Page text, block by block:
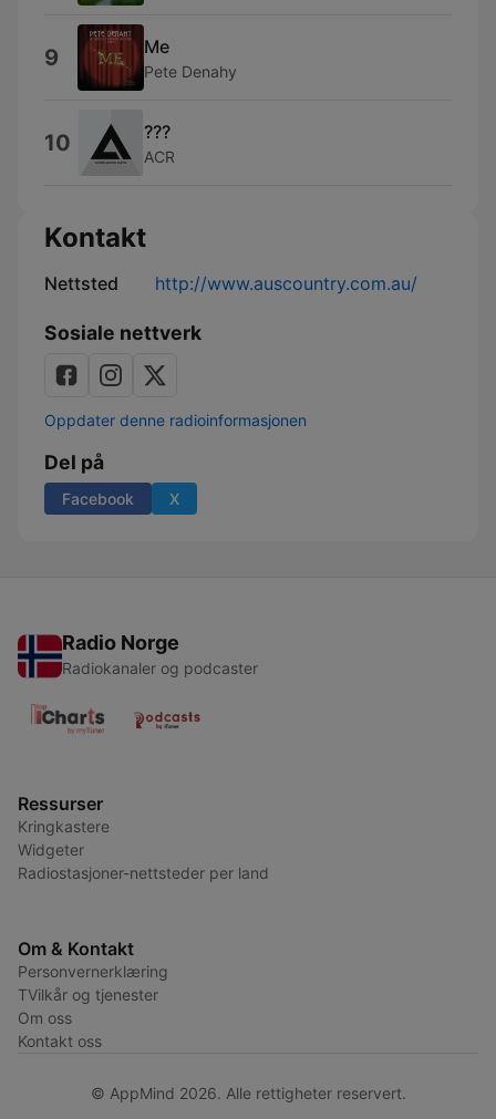
9 Me
Pete Denahy
10 ???
ACR
Kontakt
Nettsted http://www.auscountry.com.au/
Sosiale nettverk
Oppdater denne radioinformasjonen
Del på
Facebook X
Radio Norge
Radiokanaler og podcaster
Ressurser
Kringkastere
Widgeter
Radiostasjoner-nettsteder per land
Om & Kontakt
Personvernerklæring
TVilkår og tjenester
Om oss
Kontakt oss
© AppMind 2026. Alle rettigheter reservert.